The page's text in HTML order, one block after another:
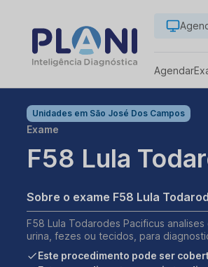
Agendar
Unidades em São José Dos Campos
Exame
F58 Lula
Sobre o exame F58
F58 Lula Todarodes Pacificus
urina, fezes ou tecidos, para
Este procedimento pode ser